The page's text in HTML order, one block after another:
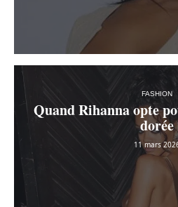
FASHION
Quand Rihanna opte
dorée
11 mars